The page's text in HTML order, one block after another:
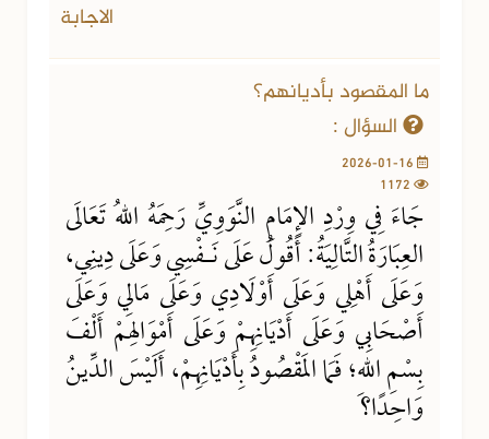
الاجابة
ما المقصود بأديانهم؟
السؤال :
جَاءَ فِي وِرْدِ الإِمَامِ النَّوَوِيِّ رَحِمَهُ اللهُ تَعَالَى
العِبَارَةُ التَّالِيَةُ: أَقُولُ عَلَى نَـفْسِي وَعَلَى دِينِي،
وَعَلَى أَهْلِي وَعَلَى أَوْلَادِي وَعَلَى مَالِي وَعَلَى
أَصْحَابِي وَعَلَى أَدْيَانِهِمْ وَعَلَى أَمْوَالِهمْ أَلْفَ
بِسْمِ اللهِ؛ فَمَا المَقْصُودُ بِأَدْيَانِهِمْ، أَلَيْسَ الدِّينُ
وَاحِدًا؟